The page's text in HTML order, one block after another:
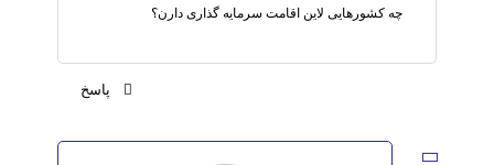
چه کشورهایی لاین اقامت سرمایه گذاری دارن؟
پاسخ